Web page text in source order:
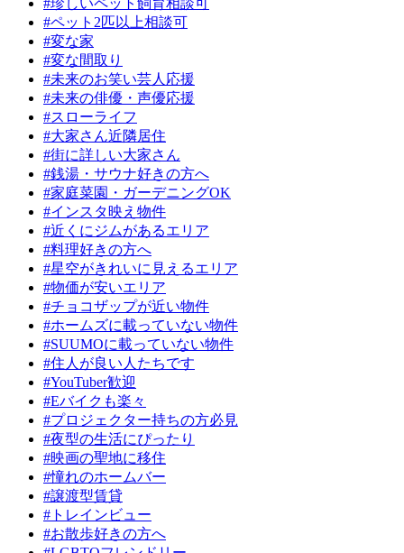
#珍しいペット飼育相談可
#ペット2匹以上相談可
#変な家
#変な間取り
#未来のお笑い芸人応援
#未来の俳優・声優応援
#スローライフ
#大家さん近隣居住
#街に詳しい大家さん
#銭湯・サウナ好きの方へ
#家庭菜園・ガーデニングOK
#インスタ映え物件
#近くにジムがあるエリア
#料理好きの方へ
#星空がきれいに見えるエリア
#物価が安いエリア
#チョコザップが近い物件
#ホームズに載っていない物件
#SUUMOに載っていない物件
#住人が良い人たちです
#YouTuber歓迎
#Eバイクも楽々
#プロジェクター持ちの方必見
#夜型の生活にぴったり
#映画の聖地に移住
#憧れのホームバー
#譲渡型賃貸
#トレインビュー
#お散歩好きの方へ